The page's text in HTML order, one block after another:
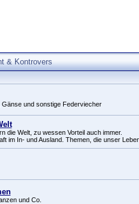
& Kontrovers
Gänse und sonstige Federviecher
die Welt, zu wessen Vorteil auch immer.
im In- und Ausland. Themen, die unser
und Co.